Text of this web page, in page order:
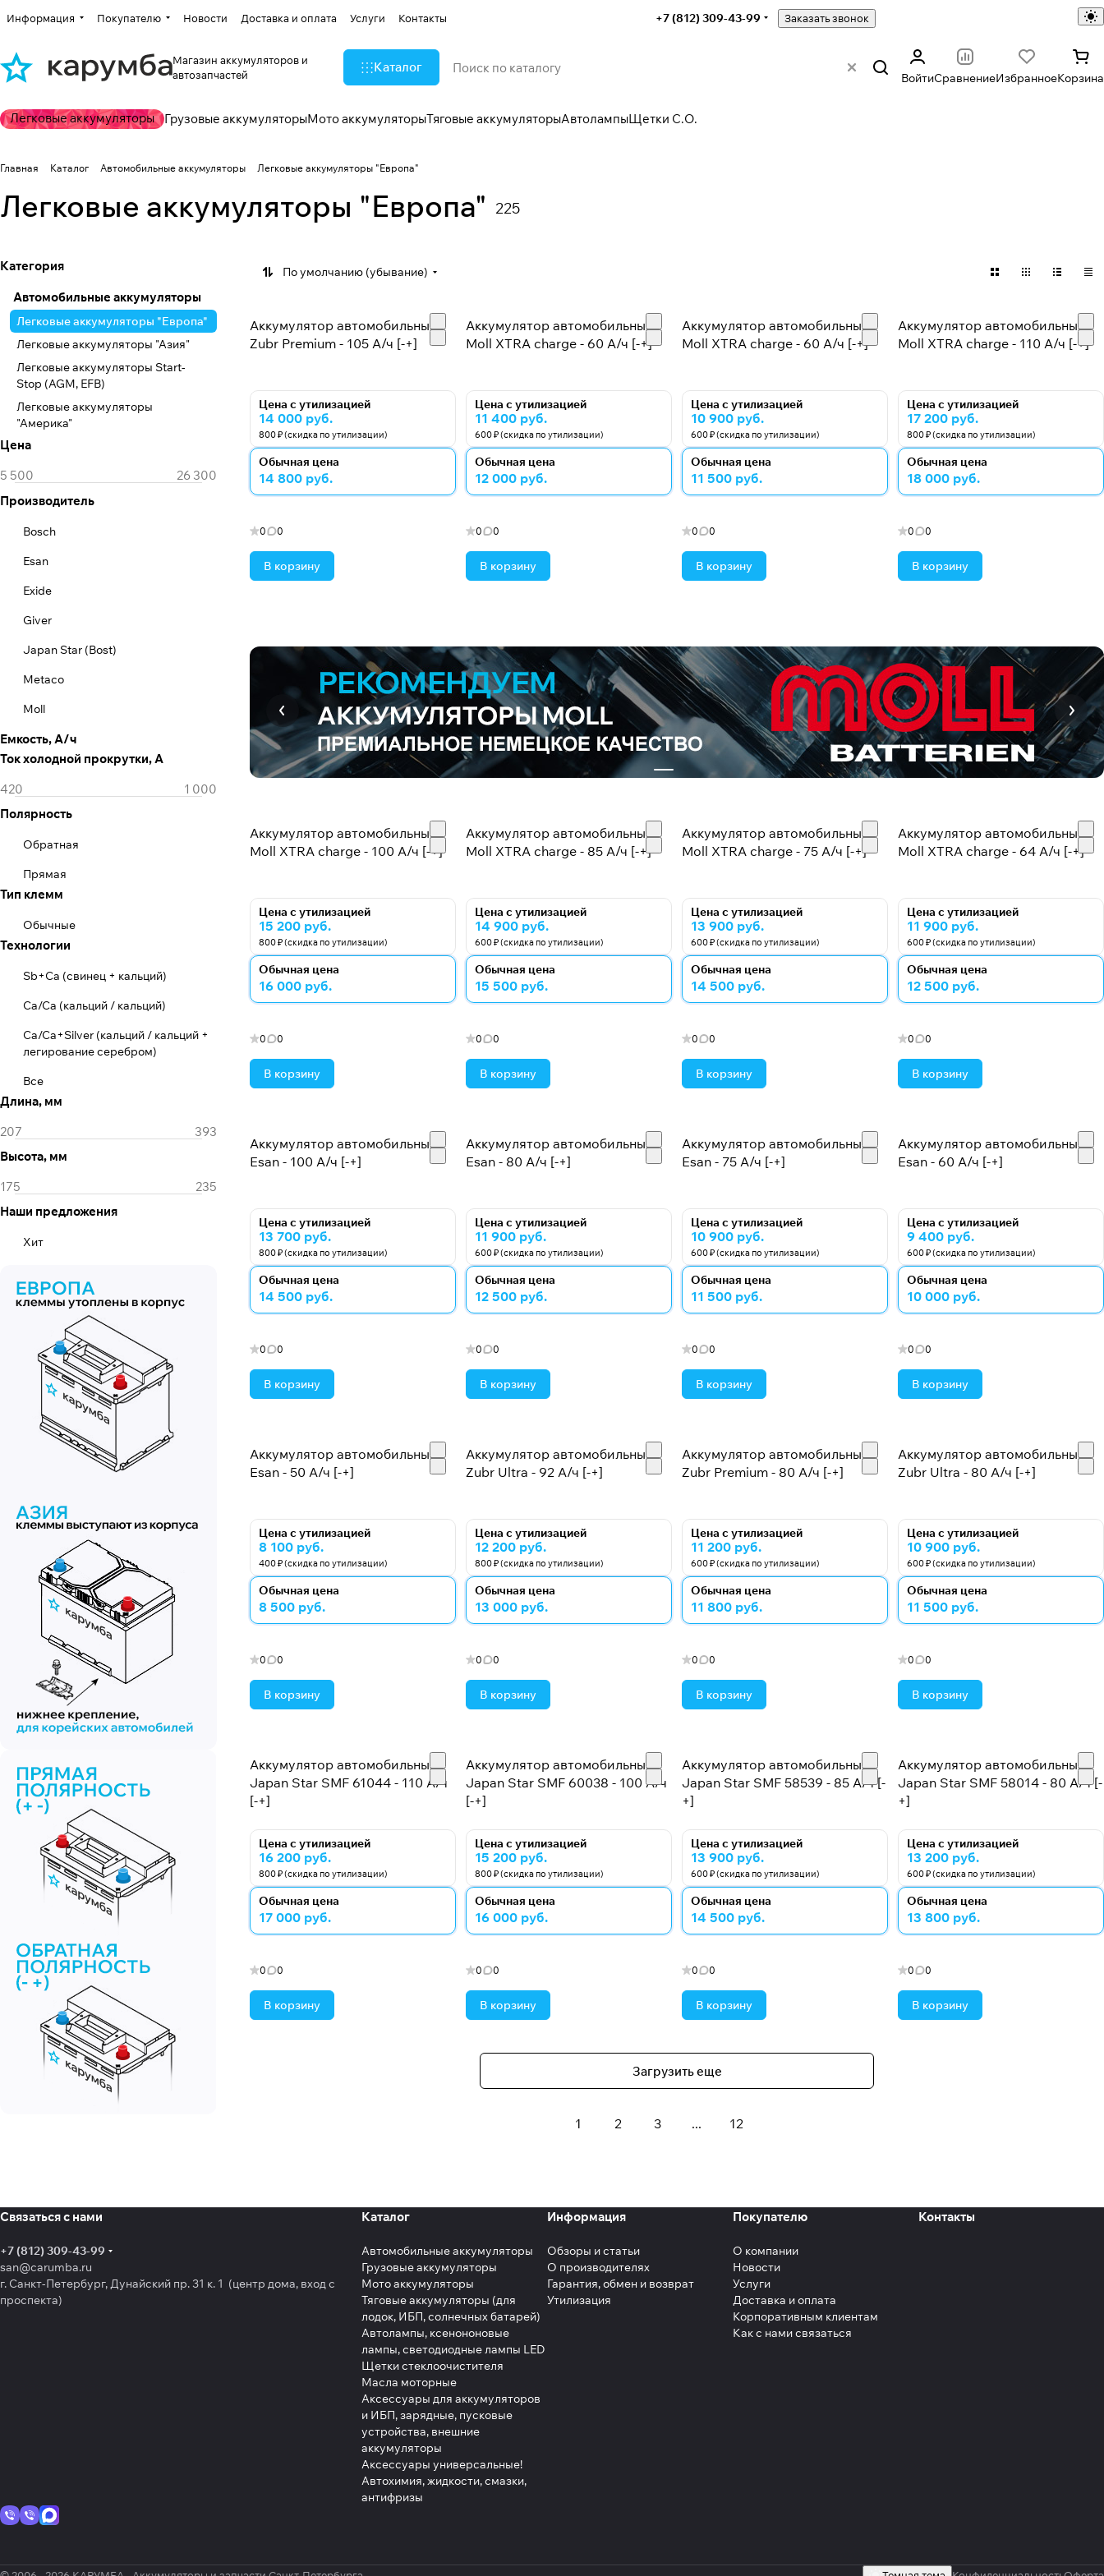
Информация Покупателю Новости Доставка и оплата Услуги Контакты +7 (812) 309-43-99 Заказать звонок
Магазин аккумуляторов и
автозапчастей
Каталог
ВойтиСравнениеИзбранноеКорзина
Легковые аккумуляторы Грузовые аккумуляторыМото аккумуляторыТяговые аккумуляторыАвтолампыЩетки С.О.
Главная Каталог Автомобильные аккумуляторы Легковые аккумуляторы "Европа"
Легковые аккумуляторы "Европа" 225
По умолчанию (убывание)
Аккумулятор автомобильный
Zubr Premium - 105 А/ч [-+]
Цена с утилизацией
14 000 руб.
800 ₽ (скидка по утилизации)
Обычная цена
14 800 руб.
0 0
В корзину
Аккумулятор автомобильный
Moll XTRA charge - 60 А/ч [-+]
Цена с утилизацией
11 400 руб.
600 ₽ (скидка по утилизации)
Обычная цена
12 000 руб.
0 0
В корзину
Аккумулятор автомобильный
Moll XTRA charge - 60 А/ч [-+]
Цена с утилизацией
10 900 руб.
600 ₽ (скидка по утилизации)
Обычная цена
11 500 руб.
0 0
В корзину
Аккумулятор автомобильный
Moll XTRA charge - 110 А/ч [-+]
Цена с утилизацией
17 200 руб.
800 ₽ (скидка по утилизации)
Обычная цена
18 000 руб.
0 0
В корзину
Аккумулятор автомобильный
Moll XTRA charge - 100 А/ч [-+]
Цена с утилизацией
15 200 руб.
800 ₽ (скидка по утилизации)
Обычная цена
16 000 руб.
0 0
В корзину
Аккумулятор автомобильный
Moll XTRA charge - 85 А/ч [-+]
Цена с утилизацией
14 900 руб.
600 ₽ (скидка по утилизации)
Обычная цена
15 500 руб.
0 0
В корзину
Аккумулятор автомобильный
Moll XTRA charge - 75 А/ч [-+]
Цена с утилизацией
13 900 руб.
600 ₽ (скидка по утилизации)
Обычная цена
14 500 руб.
0 0
В корзину
Аккумулятор автомобильный
Moll XTRA charge - 64 А/ч [-+]
Цена с утилизацией
11 900 руб.
600 ₽ (скидка по утилизации)
Обычная цена
12 500 руб.
0 0
В корзину
Аккумулятор автомобильный
Esan - 100 А/ч [-+]
Цена с утилизацией
13 700 руб.
800 ₽ (скидка по утилизации)
Обычная цена
14 500 руб.
0 0
В корзину
Аккумулятор автомобильный
Esan - 80 А/ч [-+]
Цена с утилизацией
11 900 руб.
600 ₽ (скидка по утилизации)
Обычная цена
12 500 руб.
0 0
В корзину
Аккумулятор автомобильный
Esan - 75 А/ч [-+]
Цена с утилизацией
10 900 руб.
600 ₽ (скидка по утилизации)
Обычная цена
11 500 руб.
0 0
В корзину
Аккумулятор автомобильный
Esan - 60 А/ч [-+]
Цена с утилизацией
9 400 руб.
600 ₽ (скидка по утилизации)
Обычная цена
10 000 руб.
0 0
В корзину
Аккумулятор автомобильный
Esan - 50 А/ч [-+]
Цена с утилизацией
8 100 руб.
400 ₽ (скидка по утилизации)
Обычная цена
8 500 руб.
0 0
В корзину
Аккумулятор автомобильный
Zubr Ultra - 92 А/ч [-+]
Цена с утилизацией
12 200 руб.
800 ₽ (скидка по утилизации)
Обычная цена
13 000 руб.
0 0
В корзину
Аккумулятор автомобильный
Zubr Premium - 80 А/ч [-+]
Цена с утилизацией
11 200 руб.
600 ₽ (скидка по утилизации)
Обычная цена
11 800 руб.
0 0
В корзину
Аккумулятор автомобильный
Zubr Ultra - 80 А/ч [-+]
Цена с утилизацией
10 900 руб.
600 ₽ (скидка по утилизации)
Обычная цена
11 500 руб.
0 0
В корзину
Аккумулятор автомобильный
Japan Star SMF 61044 - 110 А/ч
[-+]
Цена с утилизацией
16 200 руб.
800 ₽ (скидка по утилизации)
Обычная цена
17 000 руб.
0 0
В корзину
Аккумулятор автомобильный
Japan Star SMF 60038 - 100 А/ч
[-+]
Цена с утилизацией
15 200 руб.
800 ₽ (скидка по утилизации)
Обычная цена
16 000 руб.
0 0
В корзину
Аккумулятор автомобильный
Japan Star SMF 58539 - 85 А/ч [-
+]
Цена с утилизацией
13 900 руб.
600 ₽ (скидка по утилизации)
Обычная цена
14 500 руб.
0 0
В корзину
Аккумулятор автомобильный
Japan Star SMF 58014 - 80 А/ч [-
+]
Цена с утилизацией
13 200 руб.
600 ₽ (скидка по утилизации)
Обычная цена
13 800 руб.
0 0
В корзину
Загрузить еще
1 2 3 ... 12
Категория
Автомобильные аккумуляторы
Легковые аккумуляторы "Европа"
Легковые аккумуляторы "Азия"
Легковые аккумуляторы Start-
Stop (AGM, EFB)
Легковые аккумуляторы
"Америка"
Цена
Производитель
Bosch
Esan
Exide
Giver
Japan Star (Bost)
Metaco
Moll
Mutlu
QuickMaster
Rocket
Tyumen (Тюмень)
Vismar
VST
Westa
Емкость, А/ч
Ток холодной прокрутки, А
Полярность
Обратная
Прямая
Тип клемм
Обычные
Технологии
Sb+Ca (свинец + кальций)
Ca/Ca (кальций / кальций)
Ca/Ca+Silver (кальций / кальций +
легирование серебром)
Все
Длина, мм
Высота, мм
Наши предложения
Хит
Связаться с нами
+7 (812) 309-43-99
san@carumba.ru
г. Санкт-Петербург, Дунайский пр. 31 к. 1 (центр дома, вход с
проспекта)
Каталог
Автомобильные аккумуляторы
Грузовые аккумуляторы
Мото аккумуляторы
Тяговые аккумуляторы (для
лодок, ИБП, солнечных батарей)
Автолампы, ксенононовые
лампы, светодиодные лампы LED
Щетки стеклоочистителя
Масла моторные
Аксессуары для аккумуляторов
и ИБП, зарядные, пусковые
устройства, внешние
аккумуляторы
Аксессуары универсальные!
Автохимия, жидкости, смазки,
антифризы
Информация
Обзоры и статьи
О производителях
Гарантия, обмен и возврат
Утилизация
Покупателю
О компании
Новости
Услуги
Доставка и оплата
Корпоративным клиентам
Как с нами связаться
Контакты